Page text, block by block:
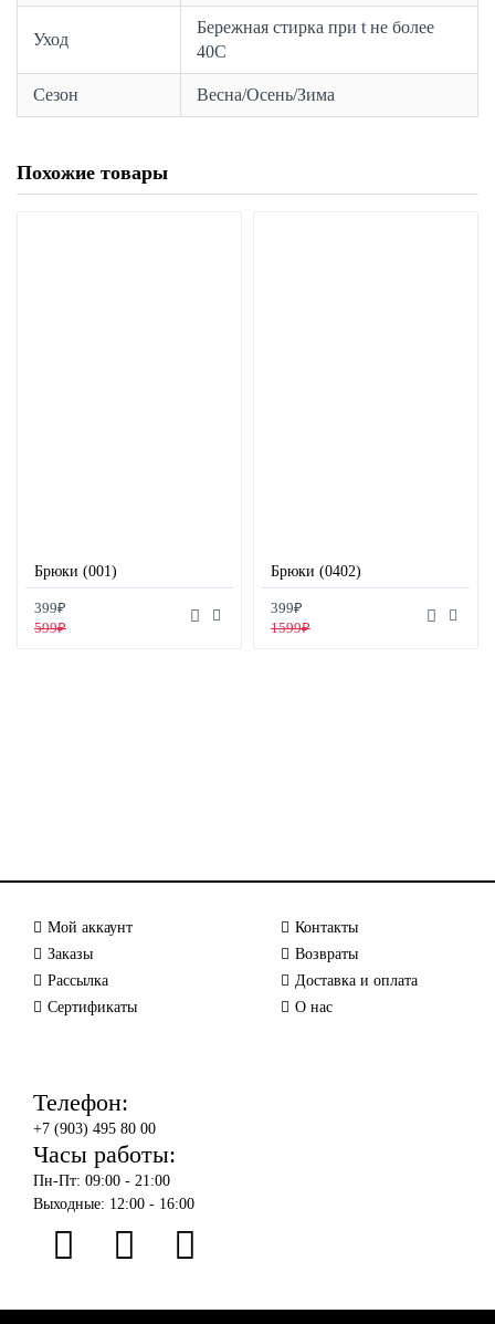
Уход
Бережная стирка при t не более
40С
Сезон Весна/Осень/Зима
Похожие товары
Брюки (001)
399₽
599₽
Брюки (0402)
399₽
1599₽
Мой аккаунт
Заказы
Рассылка
Сертификаты
Контакты
Возвраты
Доставка и оплата
О нас
Телефон:
+7 (903) 495 80 00
Часы работы:
Пн-Пт: 09:00 - 21:00
Выходные: 12:00 - 16:00